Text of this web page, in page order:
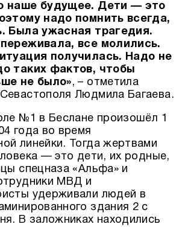
наше будущее. Дети — это
надо помнить всегда,
Была ужасная трагедия.
все молились.
получилась. Надо не
таких фактов, чтобы
не было», – отметила
Людмила Багаева.
№1 в Беслане произошёл 1
года во время
линейки. Тогда жертвами
— это дети, их родные,
спецназа «Альфа» и
МВД и
удерживали людей в
здания 2 с
В заложниках находились